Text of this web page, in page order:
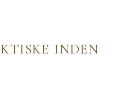
INDEN